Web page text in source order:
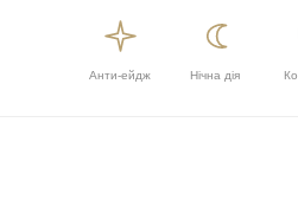
Анти-ейдж Нічна дія